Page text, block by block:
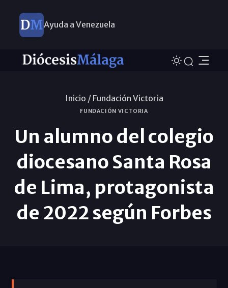
Ayuda a Venezuela
Inicio / Fundación Victoria
FUNDACIÓN VICTORIA
Un alumno del colegio
diocesano Santa Rosa
de Lima, protagonista
de 2022 según Forbes